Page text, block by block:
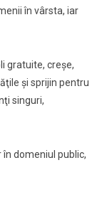
în vârsta, iar
gratuite, creşe,
şi sprijin pentru
singuri,
domeniul public,